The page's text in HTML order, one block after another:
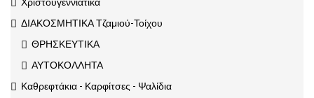
ΔΙΑΚΟΣΜΗΤΙΚΑ Τζαμιού-Τοίχου
ΘΡΗΣΚΕΥΤΙΚΑ
ΑΥΤΟΚΟΛΛΗΤΑ
Καθρεφτάκια - Καρφίτσες - Ψαλίδια